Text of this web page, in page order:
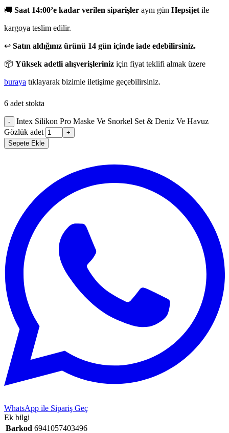
🚚 Saat 14:00’e kadar verilen siparişler aynı gün Hepsijet ile
kargoya teslim edilir.
↩️ Satın aldığınız ürünü 14 gün içinde iade edebilirsiniz.
📦 Yüksek adetli alışverişleriniz için fiyat teklifi almak üzere
buraya tıklayarak bizimle iletişime geçebilirsiniz.
6 adet stokta
-
Intex Silikon Pro Maske Ve Snorkel Set & Deniz Ve Havuz
Gözlük adet
+
Sepete Ekle
WhatsApp ile Sipariş Geç
Ek bilgi
Barkod 6941057403496